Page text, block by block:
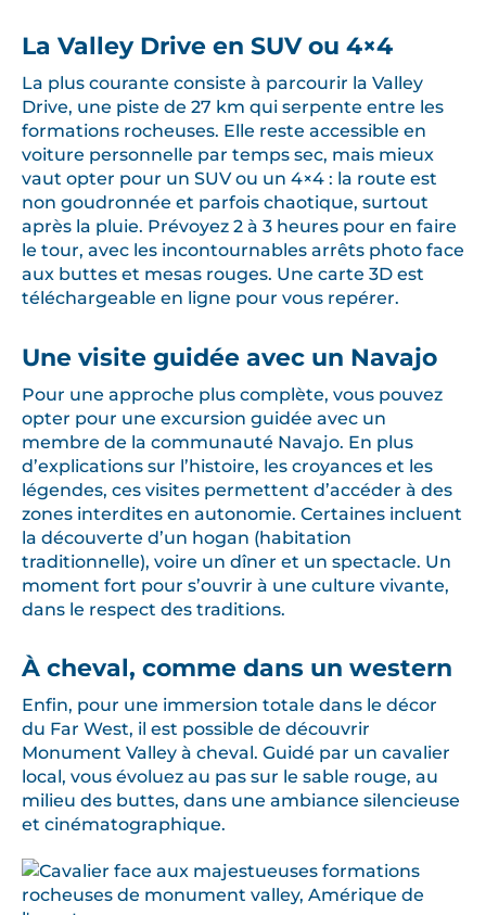
La Valley Drive en SUV ou 4×4
La plus courante consiste à parcourir la Valley
Drive, une piste de 27 km qui serpente entre les
formations rocheuses. Elle reste accessible en
voiture personnelle par temps sec, mais mieux
vaut opter pour un SUV ou un 4×4 : la route est
non goudronnée et parfois chaotique, surtout
après la pluie. Prévoyez 2 à 3 heures pour en faire
le tour, avec les incontournables arrêts photo face
aux buttes et mesas rouges. Une carte 3D est
téléchargeable en ligne pour vous repérer.
Une visite guidée avec un Navajo
Pour une approche plus complète, vous pouvez
opter pour une excursion guidée avec un
membre de la communauté Navajo. En plus
d’explications sur l’histoire, les croyances et les
légendes, ces visites permettent d’accéder à des
zones interdites en autonomie. Certaines incluent
la découverte d’un hogan (habitation
traditionnelle), voire un dîner et un spectacle. Un
moment fort pour s’ouvrir à une culture vivante,
dans le respect des traditions.
À cheval, comme dans un western
Enfin, pour une immersion totale dans le décor
du Far West, il est possible de découvrir
Monument Valley à cheval. Guidé par un cavalier
local, vous évoluez au pas sur le sable rouge, au
milieu des buttes, dans une ambiance silencieuse
et cinématographique.